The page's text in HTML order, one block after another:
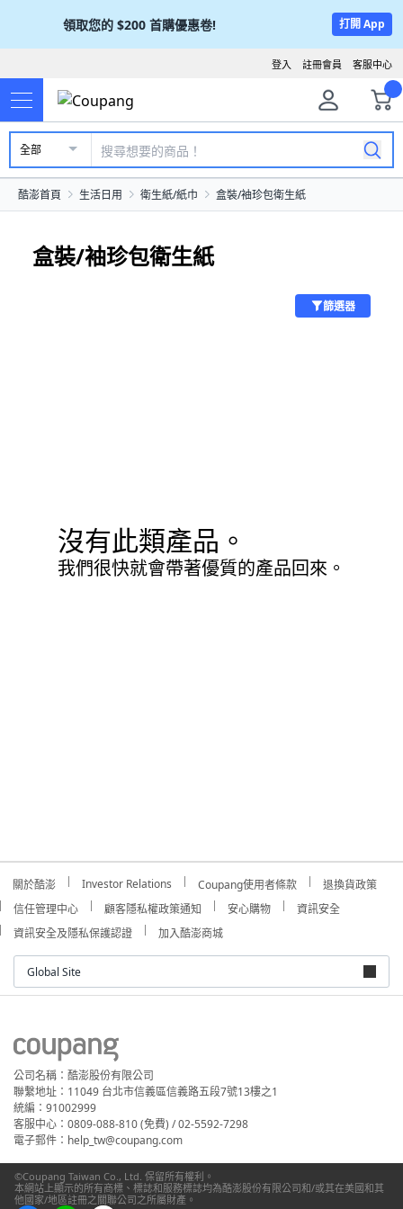
領取您的 $200 首購優惠卷! 打開 App
客服中心
註冊會員
登入
全部
酷澎首頁 生活日用 衛生紙/紙巾 盒裝/袖珍包衛生紙
盒裝/袖珍包衛生紙
篩選器
沒有此類產品。
我們很快就會帶著優質的產品回來。
關於酷澎 Investor Relations Coupang使用者條款
退換貨政策
信任管理中心
顧客隱私權政策通知 安心購物
資訊安全
資訊安全及隱私保護認證
加入酷澎商城
Global Site
公司名稱：酷澎股份有限公司
聯繫地址：11049 台北市信義區信義路五段7號13樓之1
統編：91002999
客服中心：0809-088-810 (免費) / 02-5592-7298
電子郵件：help_tw@coupang.com
©Coupang Taiwan Co., Ltd. 保留所有權利。
本網站上顯示的所有商標、標誌和服務標誌均為酷澎股份有限公司和/或其在美國和其
他國家/地區註冊之關聯公司之所屬財產。